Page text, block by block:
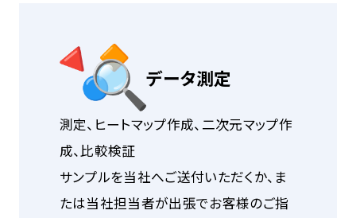
データ測定
測定、ヒートマップ作成、二次元マップ作
成、比較検証
サンプルを当社へご送付いただくか、ま
たは当社担当者が出張でお客様のご指